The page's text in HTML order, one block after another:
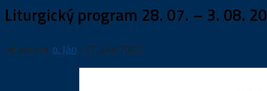
Liturgický program 28. 07. – 3. 08.
od autora: o. Ján · 27. júla 2025